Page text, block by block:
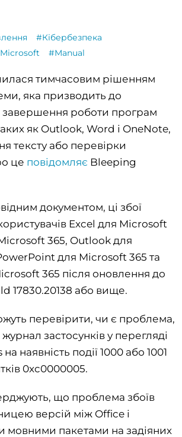
#Кібербезпека
#Manual
тимчасовим рішенням
яка призводить до
завершення роботи програм
як Outlook, Word і OneNote,
тексту або перевірки
це повідомляє Bleeping
документом, ці збої
Excel для Microsoft
365, Outlook для
для Microsoft 365 та
365 після оновлення до
17830.20138 або вище.
перевірити, чи є проблема,
застосунків у перегляді
наявність події 1000 або 1001
0xc0000005.
що проблема збоїв
версій між Office і
мовними пакетами на задіяних